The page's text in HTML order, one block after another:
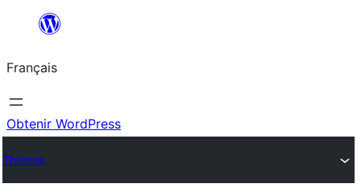
contenu
Français
Obtenir WordPress
Thèmes